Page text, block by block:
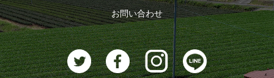
お茶に合うスイーツ
ログアウト
お問い合わせ